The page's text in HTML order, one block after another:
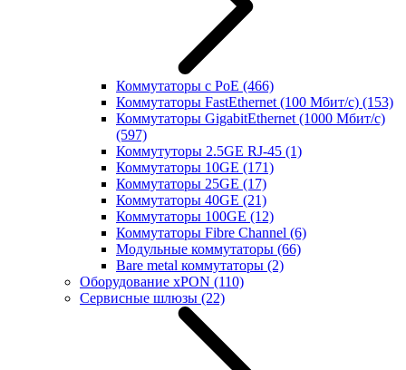
Коммутаторы с PoE (466)
Коммутаторы FastEthernet (100 Мбит/с) (153)
Коммутаторы GigabitEthernet (1000 Мбит/с)
(597)
Коммутуторы 2.5GE RJ-45 (1)
Коммутаторы 10GE (171)
Коммутаторы 25GE (17)
Коммутаторы 40GE (21)
Коммутаторы 100GE (12)
Коммутаторы Fibre Channel (6)
Модульные коммутаторы (66)
Bare metal коммутаторы (2)
Оборудование xPON (110)
Сервисные шлюзы (22)